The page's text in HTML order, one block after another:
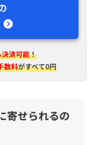
済可能！
数料がすべて0円
寄せられるの